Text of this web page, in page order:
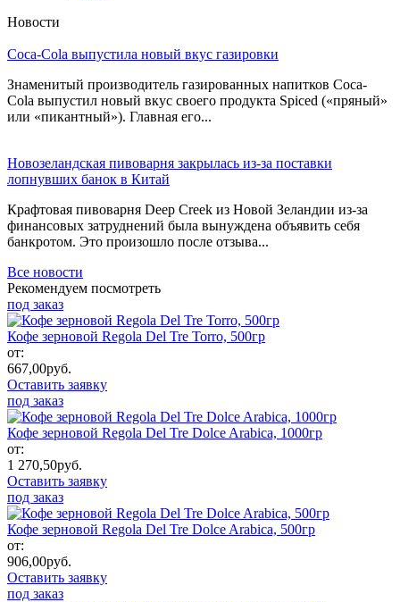
Новости
Coca-Cola выпустила новый вкус газировки
Знаменитый производитель газированных напитков Coca-
Cola выпустил новый вкус своего продукта Spiced («пряный»
или «пикантный»). Главная его...
Новозеландская пивоварня закрылась из-за поставки
лопнувших банок в Китай
Крафтовая пивоварня Deep Creek из Новой Зеландии из-за
финансовых затруднений была вынуждена объявить себя
банкротом. Это произошло после отзыва...
Все новости
Рекомендуем посмотреть
под заказ
Кофе зерновой Regola Del Tre Torro, 500гр
от:
667,00руб.
Оставить заявку
под заказ
Кофе зерновой Regola Del Tre Dolce Arabica, 1000гр
от:
1 270,50руб.
Оставить заявку
под заказ
Кофе зерновой Regola Del Tre Dolce Arabica, 500гр
от:
906,00руб.
Оставить заявку
под заказ